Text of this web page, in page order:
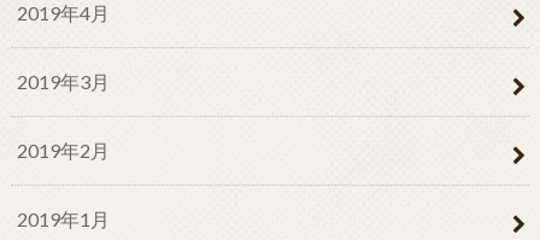
2019年4月
2019年3月
2019年2月
2019年1月